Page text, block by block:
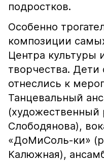
подростков.
Особенно
композиции
Центра культуры
творчества. Дети
отнеслись к
Танцевальный
(художественный
Слободянова),
«ДоМиСоль-ки»
Калюжная),